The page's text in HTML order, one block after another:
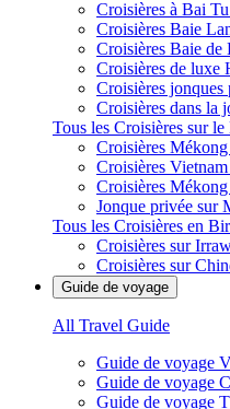
Croisières à Bai
Croisières Baie
Croisières Baie
Croisières de luxe
Croisières jonques
Croisières dans la
Tous les Croisières sur
Croisières
Croisières
Croisières
Jonque privée sur
Tous les Croisières en
Croisières sur
Croisières sur
Guide de voyage
All Travel Guide
Guide de voyage
Guide de voyage
Guide de voyage